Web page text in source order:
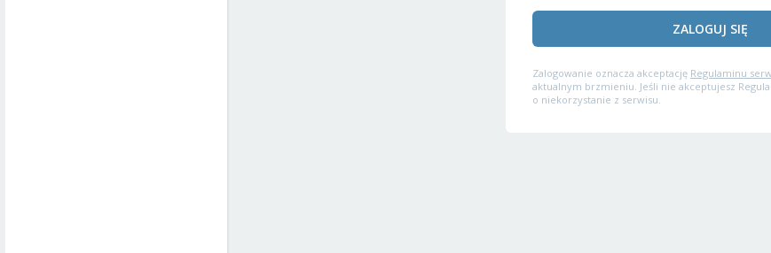
ZALOGUJ SIĘ
Zalogowanie oznacza akceptację Regulaminu
aktualnym brzmieniu. Jeśli nie akceptujesz
o niekorzystanie z serwisu.